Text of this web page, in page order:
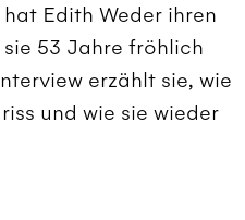
Edith Weder ihren
53 Jahre fröhlich
erzählt sie, wie
und wie sie wieder